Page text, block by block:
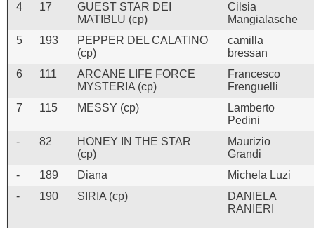
4 17
GUEST STAR DEI
MATIBLU (cp)
Cilsia
Mangialasche
5
193
PEPPER DEL CALATINO
(cp)
camilla
bressan
6
111
ARCANE LIFE FORCE
MYSTERIA (cp)
Francesco
Frenguelli
7 115 MESSY (cp)
Lamberto
Pedini
- 82
HONEY IN THE STAR
(cp)
Maurizio
Grandi
- 189 Diana Michela Luzi
-
190 SIRIA (cp)
DANIELA
RANIERI